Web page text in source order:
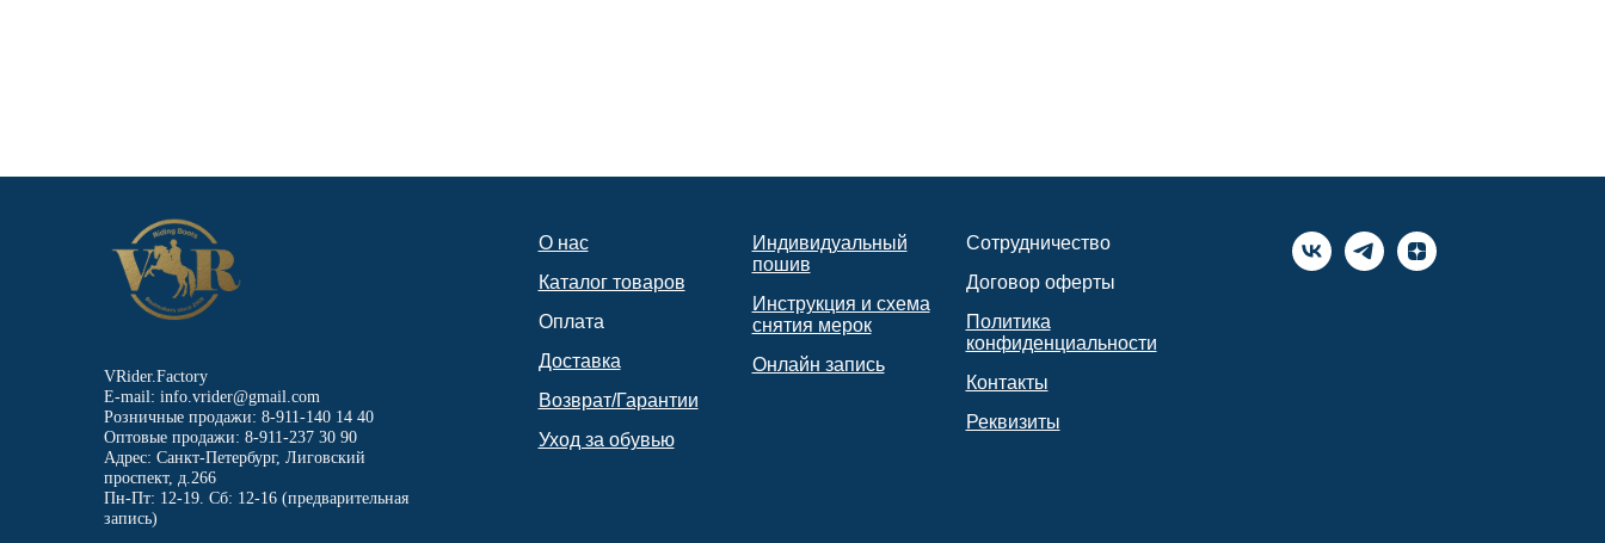
VRider.Factory
E-mail: info.vrider@gmail.com
Розничные продажи: 8-911-140 14 40
Оптовые продажи: 8-911-237 30 90
Адрес: Санкт-Петербург, Лиговский
проспект, д.266
Пн-Пт: 12-19. Сб: 12-16 (предварительная
запись)
О нас
Каталог товаров
Оплата
Доставка
Возврат/Гарантии
Уход за обувью
Индивидуальный
пошив
Инструкция и схема
снятия мерок
Онлайн запись
Сотрудничество
Договор оферты
Политика
конфиденциальности
Контакты
Реквизиты